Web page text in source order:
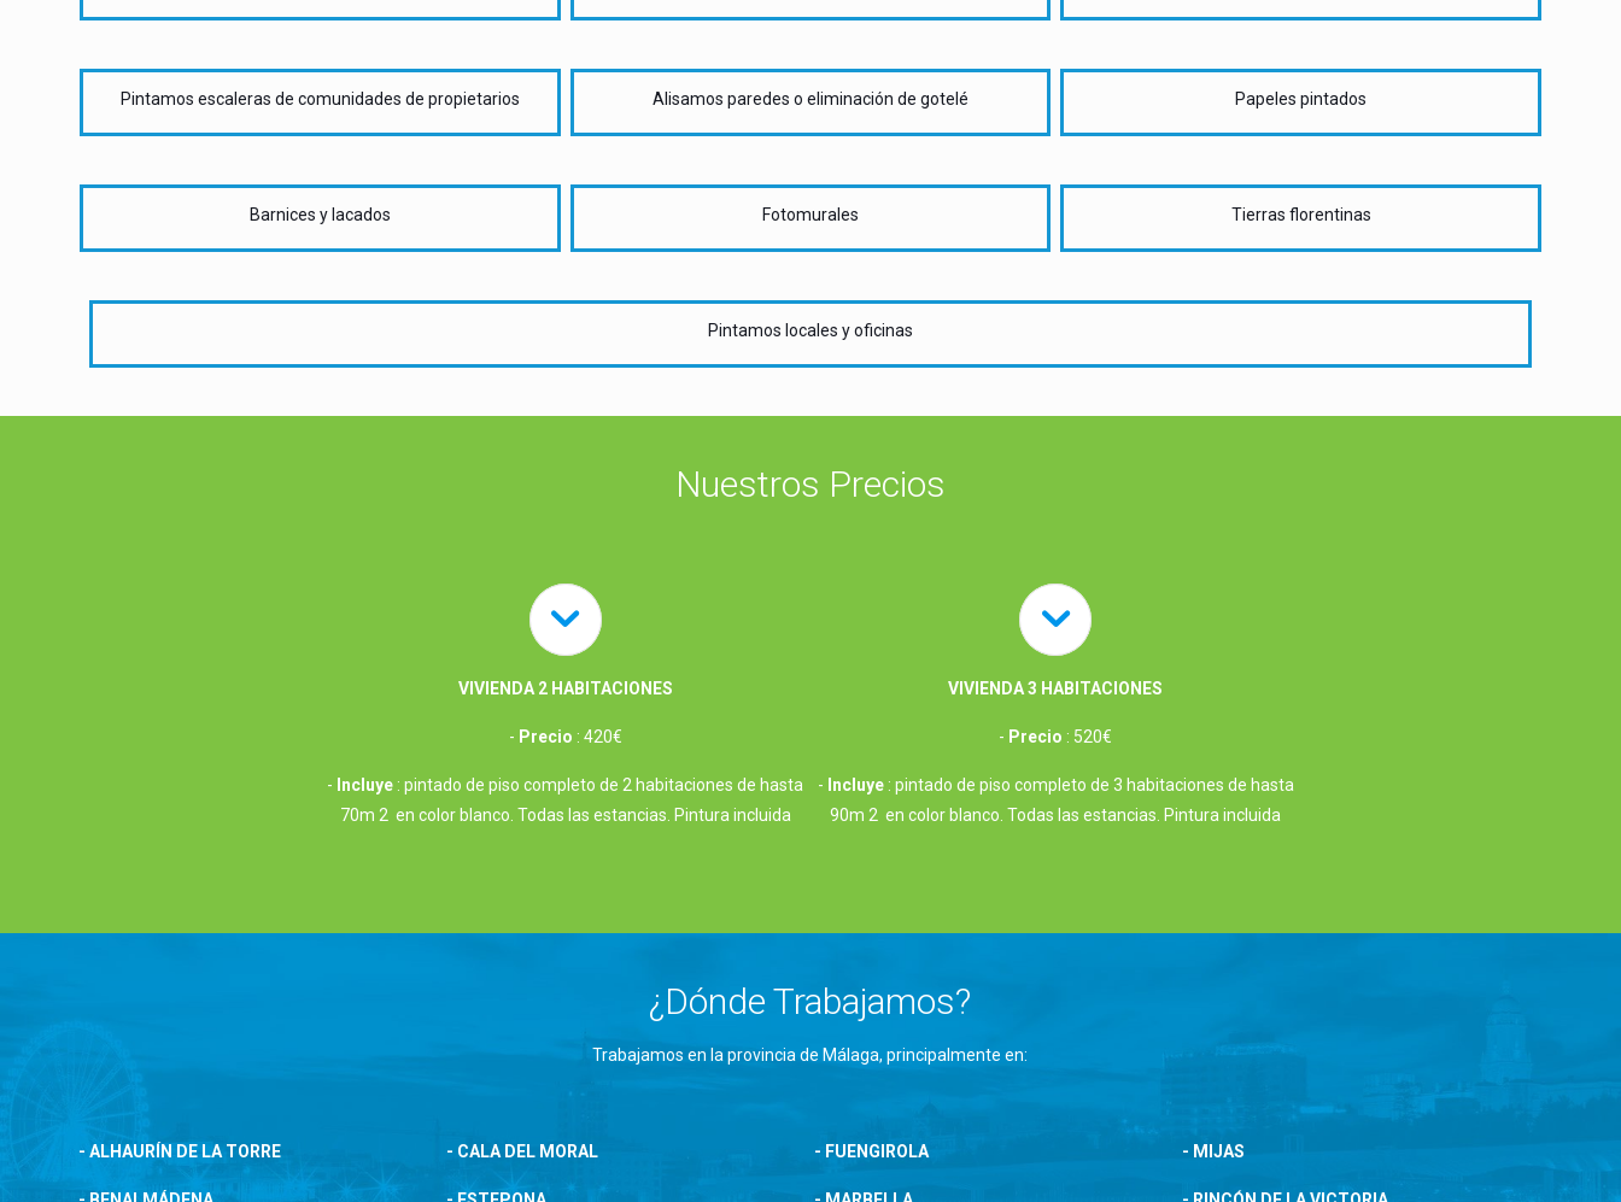
Pintamos escaleras de comunidades de propietarios
Barnices y lacados
Alisamos paredes o eliminación de gotelé
Fotomurales
Papeles pintados
Tierras florentinas
Pintamos locales y oficinas
Nuestros Precios
VIVIENDA 2 HABITACIONES
- Precio : 420€
- Incluye : pintado de piso completo de 2 habitaciones de hasta
70m 2 en color blanco. Todas las estancias. Pintura incluida
VIVIENDA 3 HABITACIONES
- Precio : 520€
- Incluye: pintado de piso completo de 3 habitaciones de hasta
90m 2 en color blanco. Todas las estancias. Pintura incluida
¿Dónde Trabajamos?
Trabajamos en la provincia de Málaga, principalmente en:
- ALHAURÍN DE LA TORRE - CALA DEL MORAL - FUENGIROLA - MIJAS